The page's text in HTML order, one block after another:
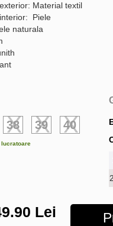
Material textil
Piele
naturala
38 39 40
Lei